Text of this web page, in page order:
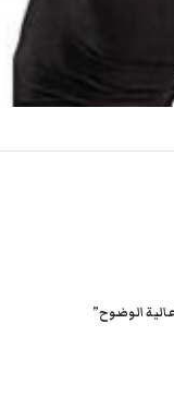
الوضوح”